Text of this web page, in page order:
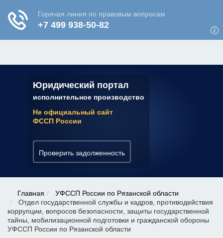
Юридический портал
исполнительное производство
Не официальный сайт
ФССП России
Проверить задолженность
✆ 7 (800) 350-22-64
Главная
УФССП России по Рязанской области
Отдел государственной службы и кадров, противодействия
коррупции, вопросов безопасности, защиты государственной
тайны, мобилизационной подготовки и гражданской обороны
УФССП России по Рязанской области